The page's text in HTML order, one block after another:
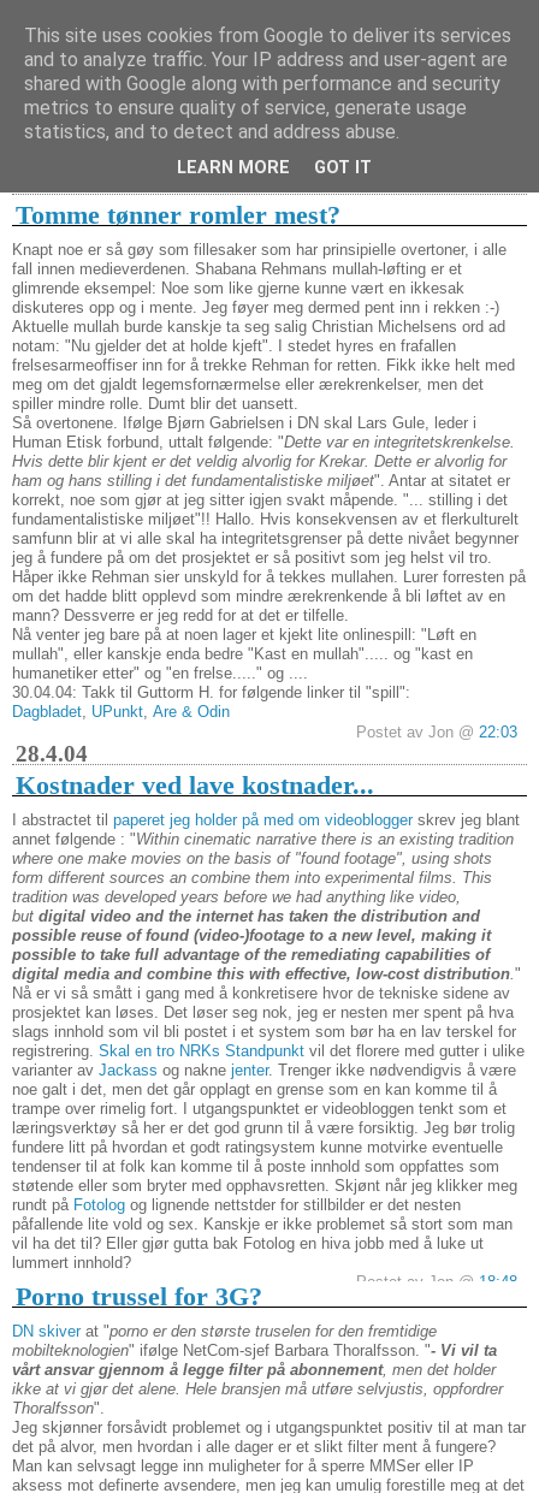
1. april 2004
April 2004
Tomme tønner romler mest?
Knapt noe er så gøy som fillesaker som har prinsipielle overtoner, i alle
fall innen medieverdenen. Shabana Rehmans mullah-løfting er et
glimrende eksempel: Noe som like gjerne kunne vært en ikkesak
diskuteres opp og i mente. Jeg føyer meg dermed pent inn i rekken :-)
Aktuelle mullah burde kanskje ta seg salig Christian Michelsens ord ad
notam: "Nu gjelder det at holde kjeft". I stedet hyres en frafallen
frelsesarmeoffiser inn for å trekke Rehman for retten. Fikk ikke helt med
meg om det gjaldt legemsfornærmelse eller ærekrenkelser, men det
spiller mindre rolle. Dumt blir det uansett.
Så overtonene. Ifølge Bjørn Gabrielsen i DN skal Lars Gule, leder i
Human Etisk forbund, uttalt følgende: "Dette var en integritetskrenkelse.
Hvis dette blir kjent er det veldig alvorlig for Krekar. Dette er alvorlig for
ham og hans stilling i det fundamentalistiske miljøet". Antar at sitatet er
korrekt, noe som gjør at jeg sitter igjen svakt måpende. "... stilling i det
fundamentalistiske miljøet"!! Hallo. Hvis konsekvensen av et flerkulturelt
samfunn blir at vi alle skal ha integritetsgrenser på dette nivået begynner
jeg å fundere på om det prosjektet er så positivt som jeg helst vil tro.
Håper ikke Rehman sier unskyld for å tekkes mullahen. Lurer forresten på
om det hadde blitt opplevd som mindre ærekrenkende å bli løftet av en
mann? Dessverre er jeg redd for at det er tilfelle.
Nå venter jeg bare på at noen lager et kjekt lite onlinespill: "Løft en
mullah", eller kanskje enda bedre "Kast en mullah"..... og "kast en
humanetiker etter" og "en frelse....." og ....
30.04.04: Takk til Guttorm H. for følgende linker til "spill":
Dagbladet, UPunkt, Are & Odin
Postet av Jon @ 22:03
28.4.04
Kostnader ved lave kostnader...
I abstractet til paperet jeg holder på med om videoblogger skrev jeg blant
annet følgende : "Within cinematic narrative there is an existing tradition
where one make movies on the basis of "found footage", using shots
form different sources an combine them into experimental films. This
tradition was developed years before we had anything like video,
but digital video and the internet has taken the distribution and
possible reuse of found (video-)footage to a new level, making it
possible to take full advantage of the remediating capabilities of
digital media and combine this with effective, low-cost distribution "
Nå er vi så smått i gang med å konkretisere hvor de tekniske sidene av
prosjektet kan løses. Det løser seg nok, jeg er nesten mer spent på hva
slags innhold som vil bli postet i et system som bør ha en lav terskel for
registrering. Skal en tro NRKs Standpunkt vil det florere med gutter i ulike
varianter av Jackass og nakne jenter. Trenger ikke nødvendigvis å være
noe galt i det, men det går opplagt en grense som en kan komme til å
trampe over rimelig fort. I utgangspunktet er videobloggen tenkt som et
læringsverktøy så her er det god grunn til å være forsiktig. Jeg bør trolig
fundere litt på hvordan et godt ratingsystem kunne motvirke eventuelle
tendenser til at folk kan komme til å poste innhold som oppfattes som
støtende eller som bryter med opphavsretten. Skjønt når jeg klikker meg
rundt på Fotolog og lignende nettstder for stillbilder er det nesten
påfallende lite vold og sex. Kanskje er ikke problemet så stort som man
vil ha det til? Eller gjør gutta bak Fotolog en hiva jobb med å luke ut
lummert innhold?
Postet av Jon @ 18:48
Porno trussel for 3G?
DN skiver at "porno er den største truselen for den fremtidige
mobilteknologien" ifølge NetCom-sjef Barbara Thoralfsson. "- Vi vil ta
vårt ansvar gjennom å legge filter på abonnement, men det holder
ikke at vi gjør det alene. Hele bransjen må utføre selvjustis, oppfordrer
Thoralfsson".
Jeg skjønner forsåvidt problemet og i utgangspunktet positiv til at man tar
det på alvor, men hvordan i alle dager er et slikt filter ment å fungere?
Man kan selvsagt legge inn muligheter for å sperre MMSer eller IP
aksess mot definerte avsendere, men jeg kan umulig forestille meg at det
This site uses cookies from Google to deliver its services
and to analyze traffic. Your IP address and user-agent are
shared with Google along with performance and security
metrics to ensure quality of service, generate usage
statistics, and to detect and address abuse.
LEARN MORE GOT IT